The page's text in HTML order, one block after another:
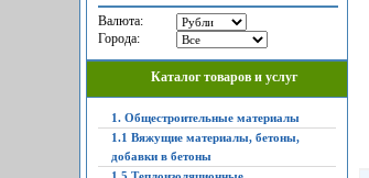
Валюта:
Города:
Каталог товаров и услуг
1. Общестроительные материалы
1.1 Вяжущие материалы, бетоны,
добавки в бетоны